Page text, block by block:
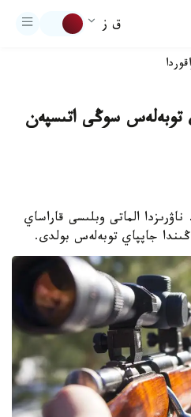
ق ز
اقوردا
توبەلەس سوڭى اتىسپەن
سۇلتان. قازاقپارات - 7- ناۋرىزدا الماتى وبلىسى قاراساي
جاپپاي توبەلەس بولدى.